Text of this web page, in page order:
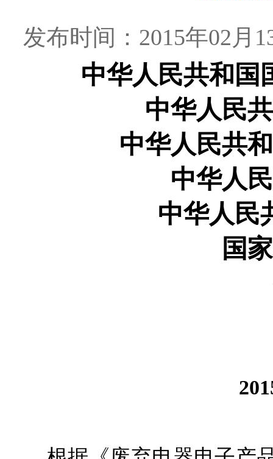
发布时间：2015年02
中华人民共和国
中华人民
中华人民共
中华人
中华人民
国